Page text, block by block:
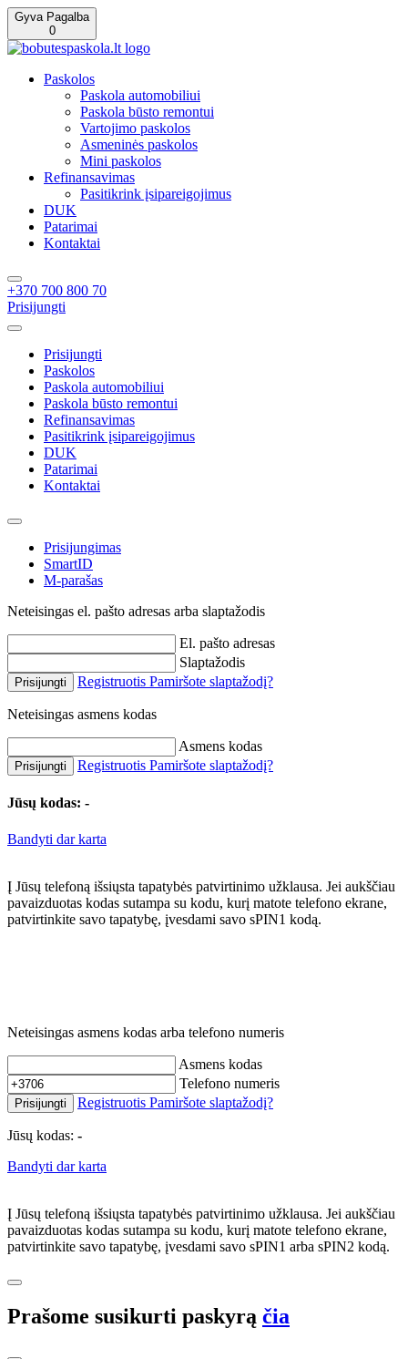
Gyva Pagalba
0
Paskolos
Paskola automobiliui
Paskola būsto remontui
Vartojimo paskolos
Asmeninės paskolos
Mini paskolos
Refinansavimas
Pasitikrink įsipareigojimus
DUK
Patarimai
Kontaktai
+370 700 800 70
Prisijungti
Prisijungti
Paskolos
Paskola automobiliui
Paskola būsto remontui
Refinansavimas
Pasitikrink įsipareigojimus
DUK
Patarimai
Kontaktai
Prisijungimas
SmartID
M-parašas
Neteisingas el. pašto adresas arba slaptažodis
El. pašto adresas
Slaptažodis
Prisijungti Registruotis Pamiršote slaptažodį?
Neteisingas asmens kodas
Asmens kodas
Prisijungti Registruotis Pamiršote slaptažodį?
Jūsų kodas: -
Bandyti dar karta
Į Jūsų telefoną išsiųsta tapatybės patvirtinimo užklausa. Jei aukščiau
pavaizduotas kodas sutampa su kodu, kurį matote telefono ekrane,
patvirtinkite savo tapatybę, įvesdami savo sPIN1 kodą.
Neteisingas asmens kodas arba telefono numeris
Asmens kodas
Telefono numeris
Prisijungti Registruotis Pamiršote slaptažodį?
Jūsų kodas: -
Bandyti dar karta
Į Jūsų telefoną išsiųsta tapatybės patvirtinimo užklausa. Jei aukščiau
pavaizduotas kodas sutampa su kodu, kurį matote telefono ekrane,
patvirtinkite savo tapatybę, įvesdami savo sPIN1 arba sPIN2 kodą.
Prašome susikurti paskyrą čia